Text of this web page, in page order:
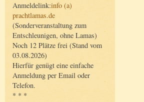
Anmeldelink:info (a)
prachtlamas.de
(Sonderveranstaltung zum
Entschleunigen, ohne Lamas)
Noch 12 Plätze frei (Stand vom
03.08.2026)
Hierfür genügt eine einfache
Anmeldung per Email oder
Telefon.
* * *